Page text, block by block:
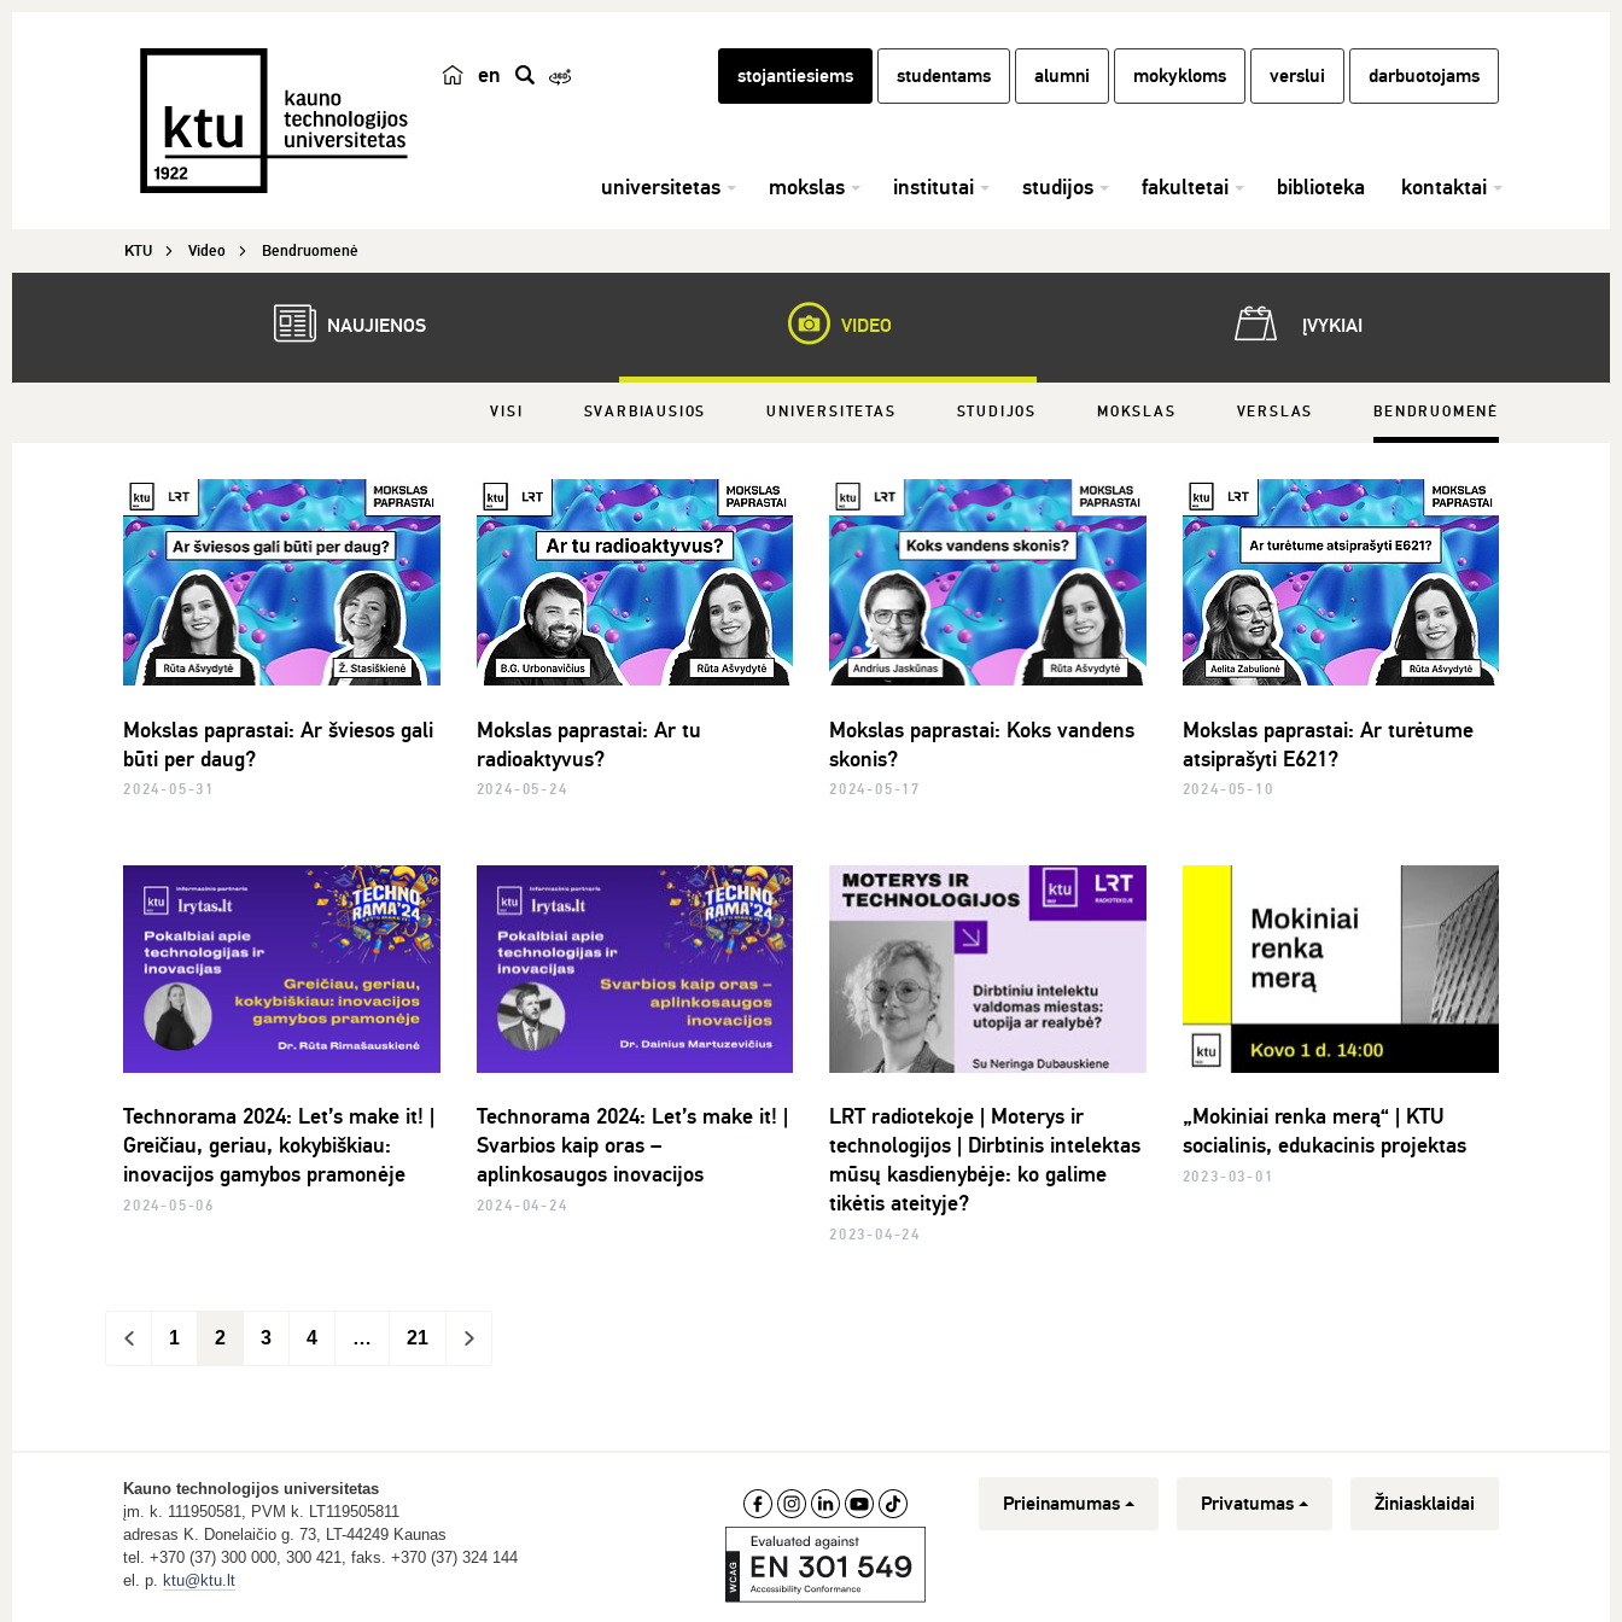
en stojantiesiems studentams alumni mokykloms verslui darbuotojams
universitetas mokslas institutai studijos fakultetai biblioteka kontaktai
KTU Video Bendruomenė
NAUJIENOS VIDEO ĮVYKIAI
VISI SVARBIAUSIOS UNIVERSITETAS STUDIJOS MOKSLAS VERSLAS BENDRUOMENĖ
Mokslas paprastai: Ar šviesos gali
būti per daug?
2024-05-31
Mokslas paprastai: Ar tu
radioaktyvus?
2024-05-24
Mokslas paprastai: Koks vandens
skonis?
2024-05-17
Mokslas paprastai: Ar turėtume
atsiprašyti E621?
2024-05-10
Technorama 2024: Let’s make it! |
Greičiau, geriau, kokybiškiau:
inovacijos gamybos pramonėje
2024-05-06
Technorama 2024: Let’s make it! |
Svarbios kaip oras –
aplinkosaugos inovacijos
2024-04-24
LRT radiotekoje | Moterys ir
technologijos | Dirbtinis intelektas
mūsų kasdienybėje: ko galime
tikėtis ateityje?
2023-04-24
„Mokiniai renka merą“ | KTU
socialinis, edukacinis projektas
2023-03-01
< 1 2 3 4 … 21 >
Kauno technologijos universitetas
įm. k. 111950581, PVM k. LT119505811
adresas K. Donelaičio g. 73, LT-44249 Kaunas
tel. +370 (37) 300 000, 300 421, faks. +370 (37) 324 144
el. p. ktu@ktu.lt
Prieinamumas Privatumas Žiniasklaidai